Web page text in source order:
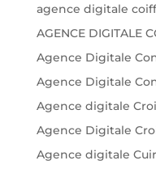
agence digitale
AGENCE DIGITALE
Agence Digitale
Agence Digitale
Agence digitale
Agence Digitale
Agence digitale